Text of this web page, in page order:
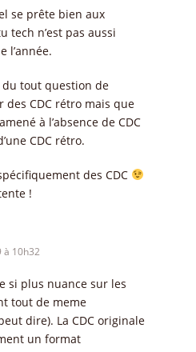
se prête bien aux
tech n’est pas aussi
l’année.
du tout question de
des CDC rétro mais que
à l’absence de CDC
CDC rétro.
des CDC
!
à 10h32
si plus nuance sur les
tout de meme
dire). La CDC originale
un format